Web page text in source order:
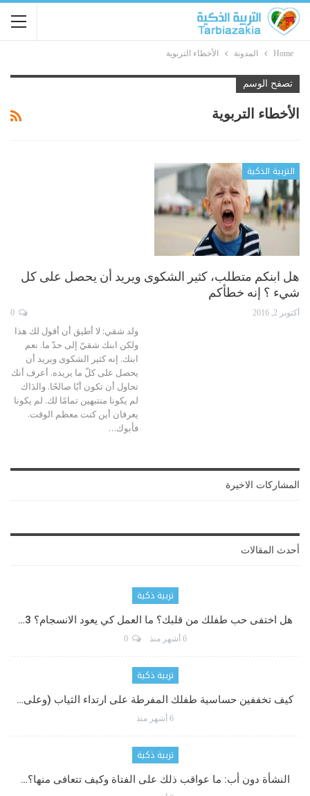
Home المدونة الأخطاء التربوية
تصفح الوسم
الأخطاء التربوية
التربية الذكية
هل ابنكم متطلب، كثير الشكوى ويريد أن يحصل على كل
شيء ؟ إنه خطأكم
أكتوبر 2, 2016
ولد شقي: لا أطيق أن أقول لك هذا
ولكن ابنك شقيّ إلى حدّ ما. نعم
ابنك. إنه كثير الشكوى ويريد أن
يحصل على كلّ ما يريده. أعرف أنك
تحاول أن تكون أبًا صالحًا. والدَاك
لم يكونا منتبهين تمامًا لك. لم يكونا
يعرفان أين كنت معظم الوقت.
فأبوك…
المشاركات الاخيرة
أحدث المقالات
تربية ذكية
هل اختفى حب طفلك من قلبك؟ ما العمل كي يعود الانسجام؟ 3…
6 أشهر منذ 0
تربية ذكية
كيف تخففين حساسية طفلك المفرطة على ارتداء الثياب (وعلى…
6 أشهر منذ
تربية ذكية
النشأة دون أب: ما عواقب ذلك على الفتاة وكيف تتعافى منها؟…